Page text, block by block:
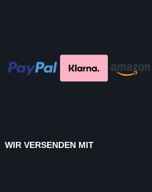
WIR VERSENDEN MIT